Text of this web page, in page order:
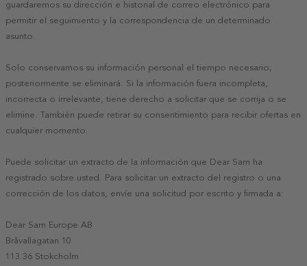
guardaremos su dirección e historial de correo electrónico para
permitir el seguimiento y la correspondencia de un determinado
asunto.
Solo conservamos su información personal el tiempo necesario;
posteriormente se eliminará. Si la información fuera incompleta,
incorrecta o irrelevante, tiene derecho a solicitar que se corrija o se
elimine. También puede retirar su consentimiento para recibir ofertas en
cualquier momento.
Puede solicitar un extracto de la información que Dear Sam ha
registrado sobre usted. Para solicitar un extracto del registro o una
corrección de los datos, envíe una solicitud por escrito y firmada a:
Dear Sam Europe AB
Bråvallagatan 10
113 36 Stokcholm